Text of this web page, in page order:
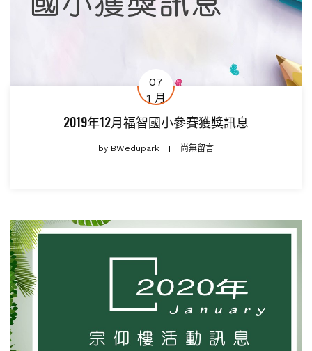
07
1 月
2019年12月福智國小參賽獲獎訊息
by BWedupark 尚無留言